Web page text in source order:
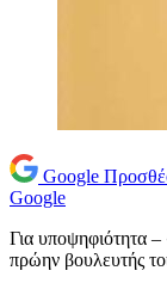
Google
Google
Για υποψηφιότητα –
πρώην βουλευτής